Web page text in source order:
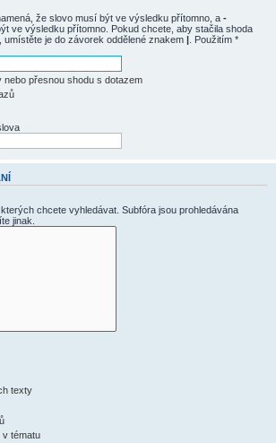
že slovo musí být ve výsledku přítomno, a -
ve výsledku přítomno. Pokud chcete, aby stačila shoda
je do závorek oddělené znakem | . Použitím *
přesnou shodu s dotazem
chcete vyhledávat. Subfóra jsou prohledávána
jinak.
texty
tématu